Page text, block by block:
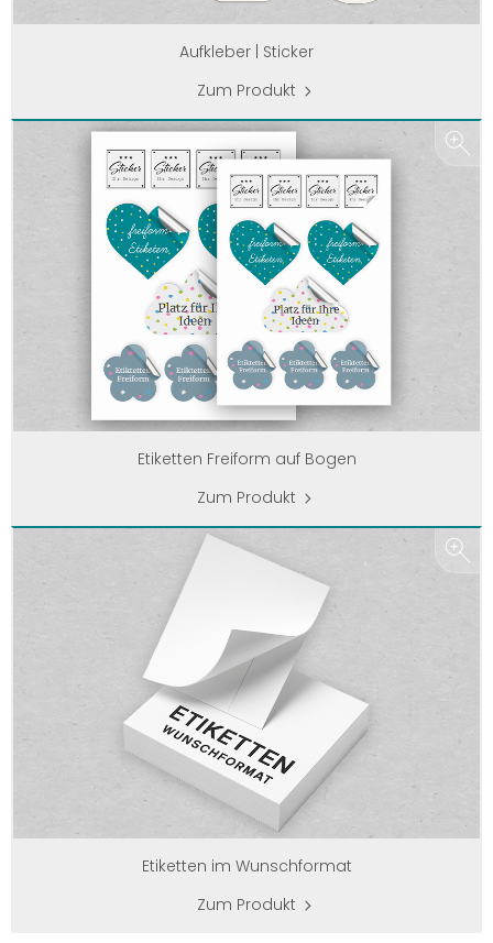
Aufkleber | Sticker
Zum Produkt
Etiketten Freiform auf Bogen
Zum Produkt
Etiketten im Wunschformat
Zum Produkt